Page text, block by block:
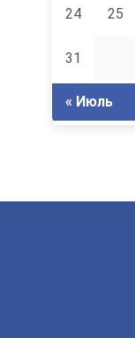
24 25
31
« Июль